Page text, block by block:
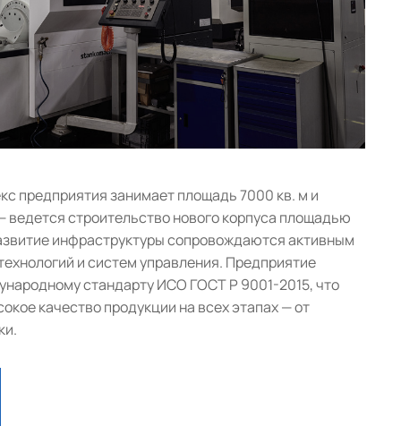
предприятия занимает площадь 7000 кв. м и
строительство нового корпуса площадью
инфраструктуры сопровождаются активным
и систем управления. Предприятие
стандарту ИСО ГОСТ Р 9001-2015, что
качество продукции на всех этапах — от